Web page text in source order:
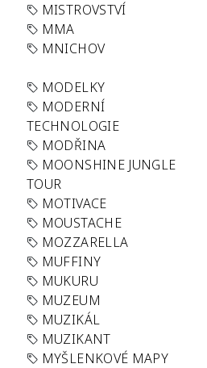
MISTROVSTVÍ
MMA
MNICHOV
MODELKY
MODERNÍ
TECHNOLOGIE
MODŘINA
MOONSHINE JUNGLE
TOUR
MOTIVACE
MOUSTACHE
MOZZARELLA
MUFFINY
MUKURU
MUZEUM
MUZIKÁL
MUZIKANT
MYŠLENKOVÉ MAPY